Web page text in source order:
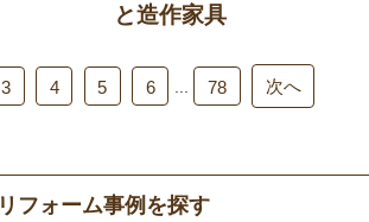
と造作家具
3 4 5 6 78 次へ
リフォーム事例を探す